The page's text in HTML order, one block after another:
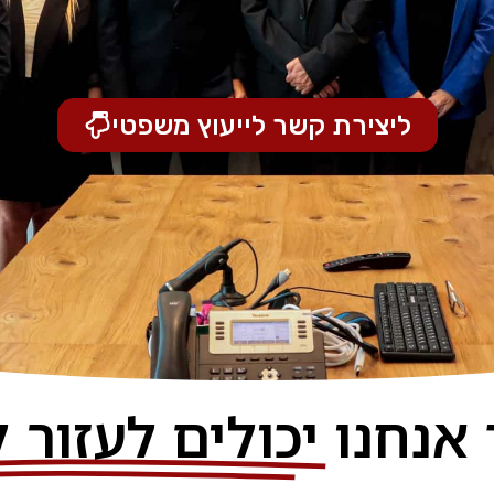
ליצירת קשר לייעוץ משפטי
אנחנו יכולים לעזור